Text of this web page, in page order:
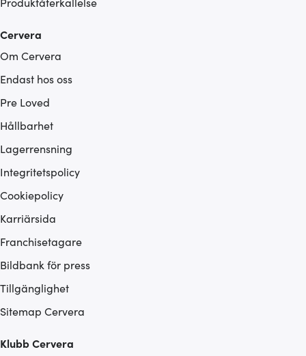
Cervera
Om Cervera
Endast hos oss
Pre Loved
Hållbarhet
Lagerrensning
Integritetspolicy
Cookiepolicy
Karriärsida
Franchisetagare
Bildbank för press
Tillgänglighet
Sitemap Cervera
Klubb Cervera